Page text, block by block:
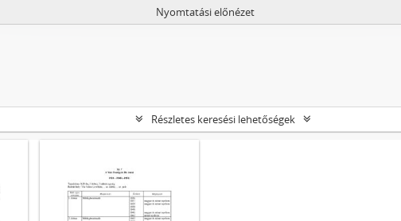
Nyomtatási előnézet
Részletes keresési lehetőségek